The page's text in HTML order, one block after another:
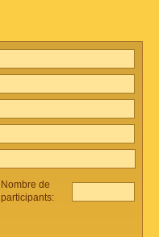
Nombre de
participants: